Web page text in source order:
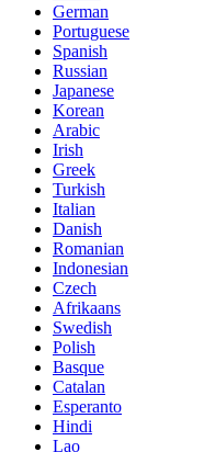
German
Portuguese
Spanish
Russian
Japanese
Korean
Arabic
Irish
Greek
Turkish
Italian
Danish
Romanian
Indonesian
Czech
Afrikaans
Swedish
Polish
Basque
Catalan
Esperanto
Hindi
Lao